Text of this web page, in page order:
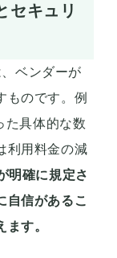
セキュリ
ベンダーが
ものです。例
た具体的な数
利用料金の減
明確に規定さ
自信があるこ
す。